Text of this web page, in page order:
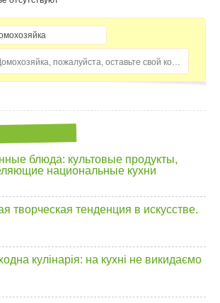
Домохозяйка, пожалуйста, оставьте свой комментарий...
блюда: культовые продукты,
национальные кухни
творческая тенденция в искусстве.
кулінарія: на кухні не викидаємо